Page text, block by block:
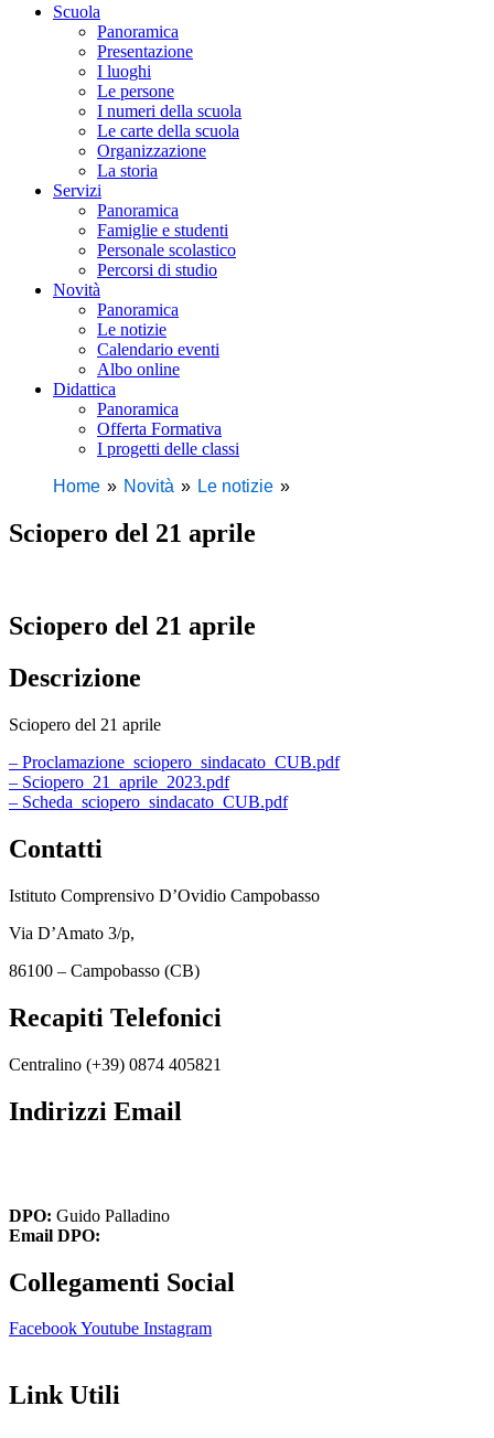
Scuola
Panoramica
Presentazione
I luoghi
Le persone
I numeri della scuola
Le carte della scuola
Organizzazione
La storia
Servizi
Panoramica
Famiglie e studenti
Personale scolastico
Percorsi di studio
Novità
Panoramica
Le notizie
Calendario eventi
Albo online
Didattica
Panoramica
Offerta Formativa
I progetti delle classi
Home
Novità Le notizie
Sciopero del 21 aprile
Sciopero del 21 aprile
Descrizione
Sciopero del 21 aprile
– Proclamazione_sciopero_sindacato_CUB.pdf
– Sciopero_21_aprile_2023.pdf
– Scheda_sciopero_sindacato_CUB.pdf
Contatti
Istituto Comprensivo D’Ovidio Campobasso
Via D’Amato 3/p,
86100 – Campobasso (CB)
Recapiti Telefonici
Centralino (+39) 0874 405821
Indirizzi Email
DPO: Guido Palladino
Email DPO:
Collegamenti Social
FacebookYoutube Instagram
Link Utili